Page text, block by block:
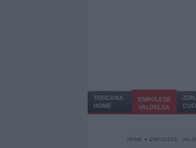
TOSCANA
HOME
EMPOLESE
VALDELSA
HOME EMPOLESE -